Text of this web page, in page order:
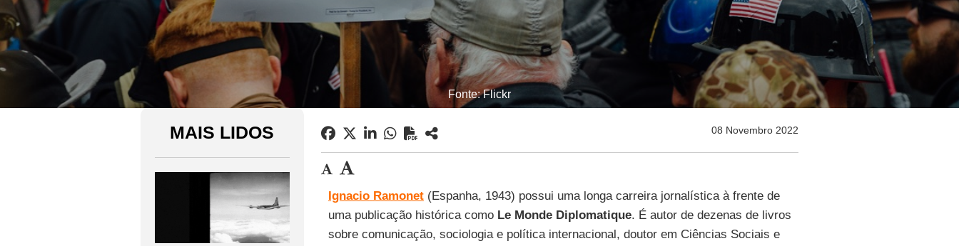
Fonte: Flickr
MAIS LIDOS 08 Novembro 2022
Ignacio Ramonet(Espanha, 1943) possui uma longa carreira jornalística à frente de
uma publicação histórica como Le Monde Diplomatique. É autor de dezenas de livros
sobre comunicação, sociologia e política internacional, doutor em Ciências Sociais e